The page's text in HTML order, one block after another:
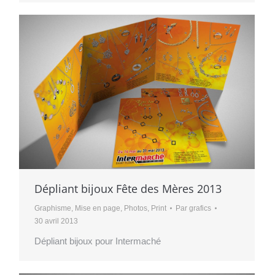
Dépliant bijoux Fête des Mères 2013
Graphisme, Mise en page, Photos, Print Pargrafics
30 avril 2013
Dépliant bijoux pour Intermaché